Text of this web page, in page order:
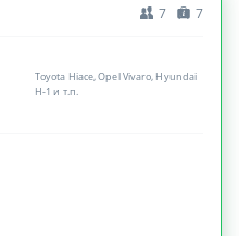
7 7
Toyota Hiace, Opel Vivaro, Hyundai
H-1 и т.п.